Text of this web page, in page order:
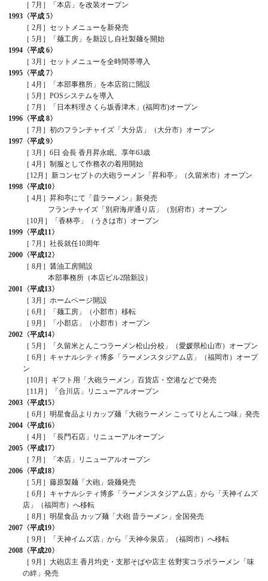
［ 7月］「本店」を改装オープン
1993 〈平成 5〉
［ 2月］セットメニューを新発売
［ 5月］「麺工房」を新設し自社製麺を開始
1994 〈平成 6〉
［ 3月］セットメニューを全時間帯導入
1995 〈平成 7〉
［ 4月］「本部事務所」を本店前に開設
［ 5月］POSシステムを導入
［ 7月］「日本料理さくら坂香津木」(福岡市)オープン
1996 〈平成 8〉
［ 7月］初のフランチャイズ「大分店」（大分市）オープン
1997 〈平成 9〉
［ 3月］6日 会長 香月昇永眠。享年63歳
［ 4月］制服として作務衣の着用開始
［12月］新コンセプトの大砲ラーメン「昇和亭」（久留米市）オープン
1998 〈平成10〉
［ 4月］昇和亭にて「昔ラーメン」新発売
フランチャイズ「別府海岸通り店」（別府市）オープン
［10月］「香林亭」（うきは市）オープン
1999 〈平成11〉
［ 7月］社長就任10周年
2000 〈平成12〉
［ 8月］醤油工房開設
本部事務所（本店ビル2階新設）
2001 〈平成13〉
［ 3月］ホームページ開設
［ 6月］「麺工房」（小郡市）移転
［ 9月］「小郡店」（小郡市）オープン
2002 〈平成14〉
［ 5月］「久留米とんこつラーメン松山分校」（愛媛県松山市）オープン
［ 6月］キャナルシティ博多「ラーメンスタジアム店」（福岡市）オープ
ン
［10月］ギフト用「大砲ラーメン」百貨店・空港などで発売
［11月］「合川店」リニューアルオープン
2003 〈平成15〉
［ 6月］明星食品よりカップ麺「大砲ラーメン こってりとんこつ味」発売
2004 〈平成16〉
［ 4月］「長門石店」リニューアルオープン
2005 〈平成17〉
［ 7月］「本店」リニューアルオープン
2006 〈平成18〉
［ 5月］藤原製麺「大砲」袋麺発売
［ 6月］キャナルシティ博多「ラーメンスタジアム店」から「天神イムズ
店」（福岡市）へ移転
［ 8月］明星食品 カップ麺「大砲 昔ラーメン」全国発売
2007 〈平成19〉
［ 9月］「天神イムズ店」から「天神今泉店」（福岡市）へ移転
2008 〈平成20〉
［ 9月］大砲店主 香月均史・支那そばや店主 佐野実コラボラーメン「味
の絆」発売